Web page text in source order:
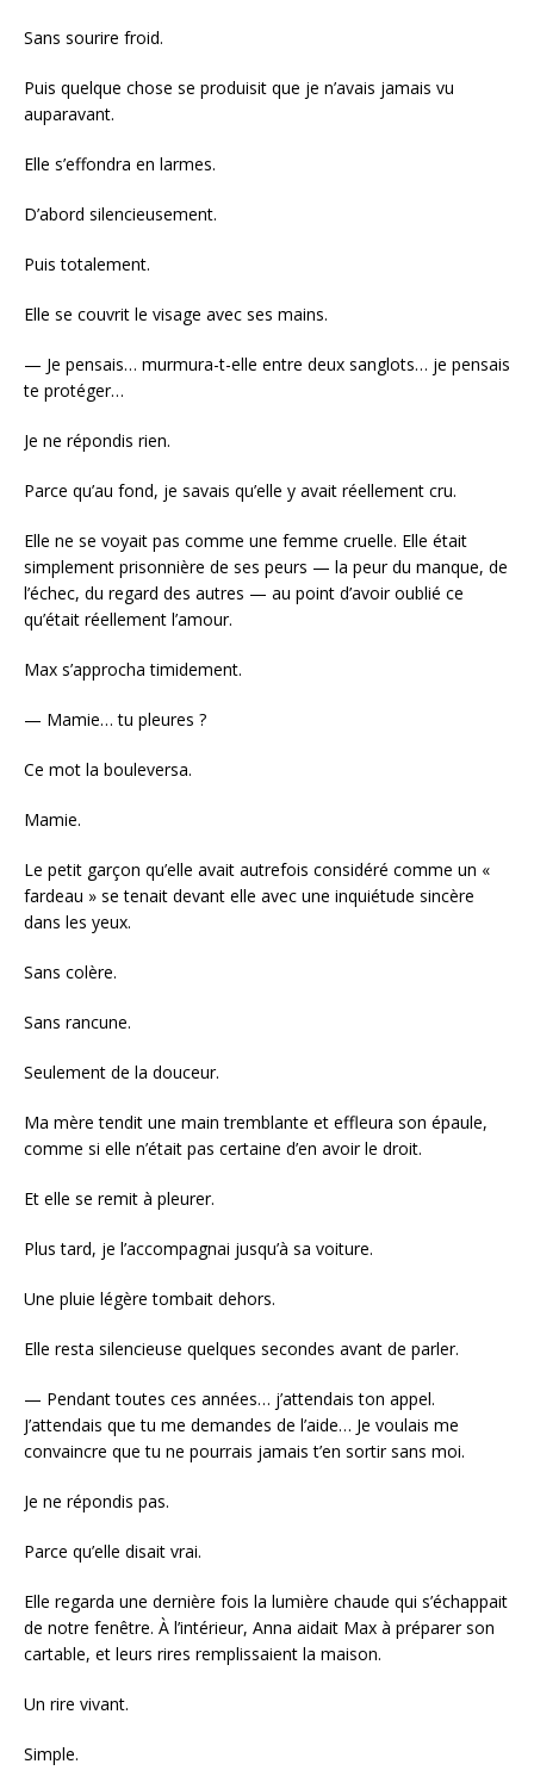
Sans sourire froid.
Puis quelque chose se produisit que je n’avais jamais vu
auparavant.
Elle s’effondra en larmes.
D’abord silencieusement.
Puis totalement.
Elle se couvrit le visage avec ses mains.
— Je pensais… murmura-t-elle entre deux sanglots… je pensais
te protéger…
Je ne répondis rien.
Parce qu’au fond, je savais qu’elle y avait réellement cru.
Elle ne se voyait pas comme une femme cruelle. Elle était
simplement prisonnière de ses peurs — la peur du manque, de
l’échec, du regard des autres — au point d’avoir oublié ce
qu’était réellement l’amour.
Max s’approcha timidement.
— Mamie… tu pleures ?
Ce mot la bouleversa.
Mamie.
Le petit garçon qu’elle avait autrefois considéré comme un «
fardeau » se tenait devant elle avec une inquiétude sincère
dans les yeux.
Sans colère.
Sans rancune.
Seulement de la douceur.
Ma mère tendit une main tremblante et effleura son épaule,
comme si elle n’était pas certaine d’en avoir le droit.
Et elle se remit à pleurer.
Plus tard, je l’accompagnai jusqu’à sa voiture.
Une pluie légère tombait dehors.
Elle resta silencieuse quelques secondes avant de parler.
— Pendant toutes ces années… j’attendais ton appel.
J’attendais que tu me demandes de l’aide… Je voulais me
convaincre que tu ne pourrais jamais t’en sortir sans moi.
Je ne répondis pas.
Parce qu’elle disait vrai.
Elle regarda une dernière fois la lumière chaude qui s’échappait
de notre fenêtre. À l’intérieur, Anna aidait Max à préparer son
cartable, et leurs rires remplissaient la maison.
Un rire vivant.
Simple.